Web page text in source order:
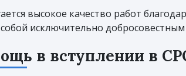
высокое качество работ
исключительно
в вступлении в